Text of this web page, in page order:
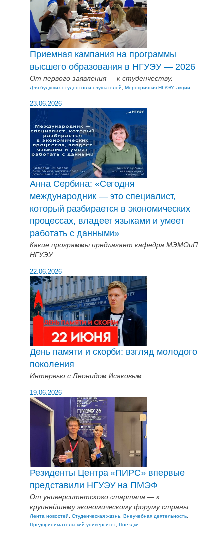
Приемная кампания на программы
высшего образования в НГУЭУ — 2026
От первого заявления — к студенчеству.
Для будущих студентов и слушателей Мероприятия НГУЭУ, акции
23.06.2026
Анна Сербина: «Сегодня
международник — это специалист,
который разбирается в экономических
процессах, владеет языками и умеет
работать с данными»
Какие программы предлагает кафедра МЭМОиП
НГУЭУ.
22.06.2026
День памяти и скорби: взгляд молодого
поколения
Интервью с Леонидом Исаковым.
19.06.2026
Резиденты Центра «ПИРС» впервые
представили НГУЭУ на ПМЭФ
От университетского стартапа — к
крупнейшему экономическому форуму страны
Лента новостей Студенческая жизнь Внеучебная деятельность
Предпринимательский университет, Поездки